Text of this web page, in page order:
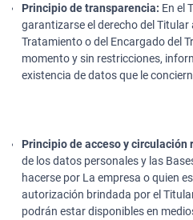
Principio de transparencia: En el
garantizarse el derecho del Titular
Tratamiento o del Encargado del
momento y sin restricciones,
existencia de datos que le
Principio de acceso y circulación
de los datos personales y las
hacerse por La empresa o quien
autorización brindada por el
podrán estar disponibles en